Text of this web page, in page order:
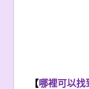
【哪裡可以找